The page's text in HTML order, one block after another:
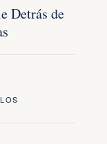
Detrás de